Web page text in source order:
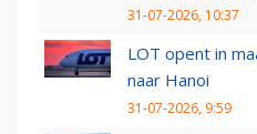
31-07-2026, 10:37
LOT opent in
naar Hanoi
31-07-2026, 9:59